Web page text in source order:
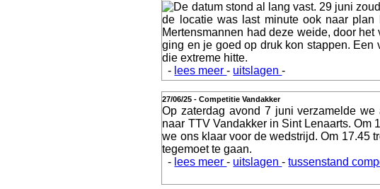
De datum stond al lang vast. 29 juni
de locatie was last minute ook naar
Mertensmannen had deze weide, door
ging en je goed op druk kon stappen.
die extreme hitte.
- lees meer- uitslagen-
27/06/25 - Competitie Vandakker
Op zaterdag avond 7 juni verzamelde
naar TTV Vandakker in Sint Lenaarts. Om
we ons klaar voor de wedstrijd. Om 17.45
tegemoet te gaan.
- lees meer- uitslagen-tussenstand